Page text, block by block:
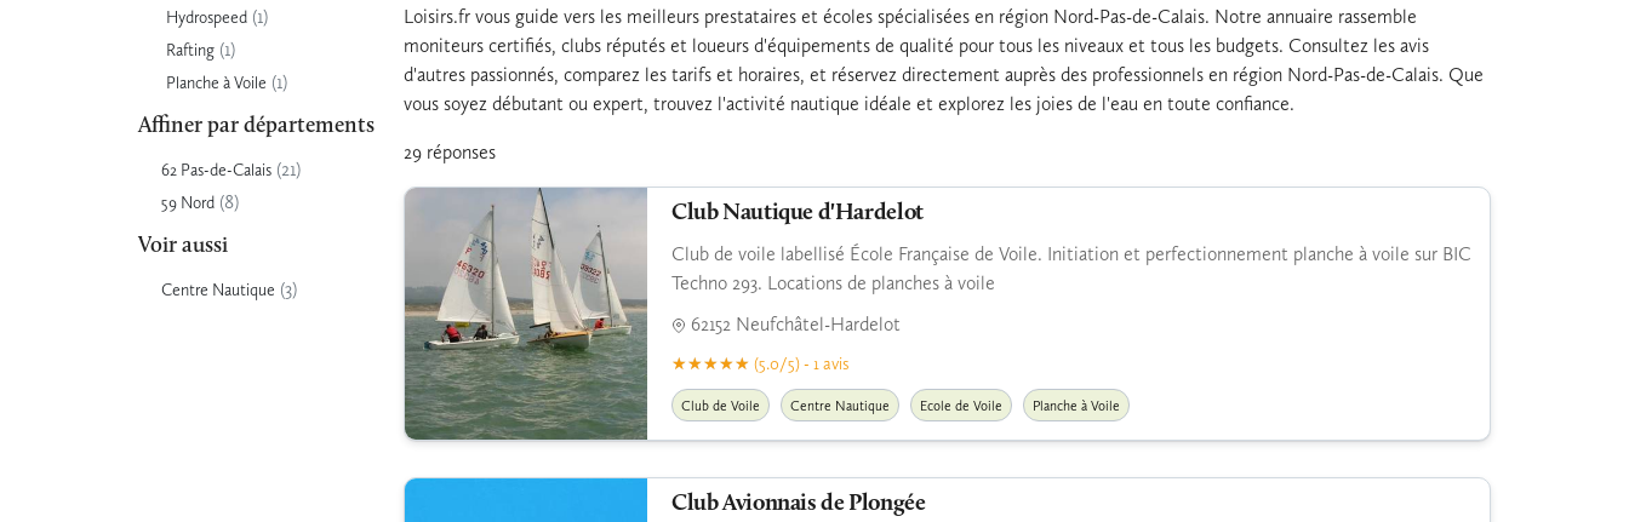
Hydrospeed (1)
Rafting (1)
Planche à Voile (1)
Affiner par départements
62 Pas-de-Calais (21)
59 Nord (8)
Voir aussi
Centre Nautique (3)
Loisirs.fr vous guide vers les meilleurs prestataires et écoles spécialisées en région Nord-Pas-de-Calais. Notre annuaire rassemble
moniteurs certifiés, clubs réputés et loueurs d'équipements de qualité pour tous les niveaux et tous les budgets. Consultez les avis
d'autres passionnés, comparez les tarifs et horaires, et réservez directement auprès des professionnels en région Nord-Pas-de-Calais. Que
vous soyez débutant ou expert, trouvez l'activité nautique idéale et explorez les joies de l'eau en toute confiance.
29 réponses
Club Nautique d'Hardelot
Club de voile labellisé École Française de Voile. Initiation et perfectionnement planche à voile sur BIC
Techno 293. Locations de planches à voile
62152 Neufchâtel-Hardelot
(5.0/5) - 1 avis
Club de Voile Centre Nautique Ecole de Voile Planche à Voile
Club Avionnais de Plongée